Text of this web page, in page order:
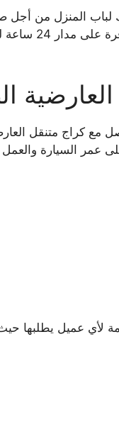
لباب المنزل من أجل
وتعبئة الوقود
كراج متنقل
عمر السيارة
لأي عميل يطلبها